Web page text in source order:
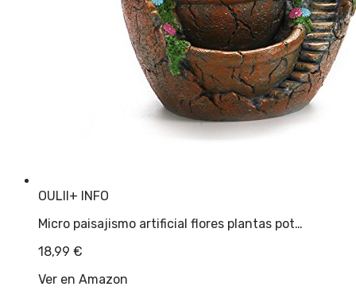
OULII+ INFO
Micro paisajismo artificial flores plantas pot…
18,99 €
Ver en Amazon